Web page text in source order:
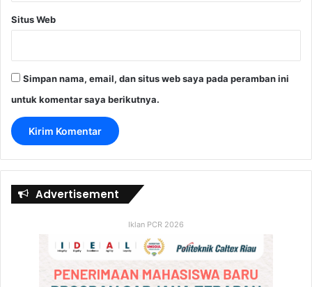
Situs Web
Simpan nama, email, dan situs web saya pada peramban ini
untuk komentar saya berikutnya.
Advertisement
Iklan PCR 2026